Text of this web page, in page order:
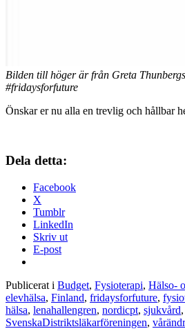
Bilden till höger är från Greta
#fridaysforfuture
Önskar er nu alla en trevlig och hållbar
Dela detta:
Facebook
X
Tumblr
LinkedIn
Skriv ut
E-post
Publicerat i Budget, Fysioterapi, Hälso-
elevhälsa, Finland, fridaysforfuture,
hälsa, lenahallengren, nordicpt, sjukvård,
SvenskaDistriktsläkarföreningen,